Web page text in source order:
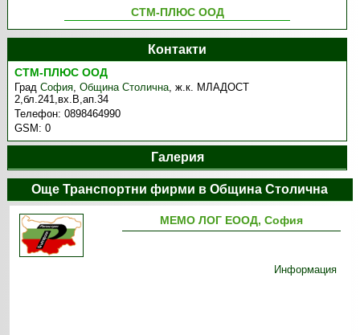
СТМ-ПЛЮС ООД
Контакти
СТМ-ПЛЮС ООД
ГрадСофия,Община Столична,ж.к. МЛАДОСТ
2,бл.241,вх.В,ап.34
Телефон:0898464990
GSM:0
Галерия
Още Транспортни фирми в Община Столична
МЕМО ЛОГ ЕООД, София
Информация